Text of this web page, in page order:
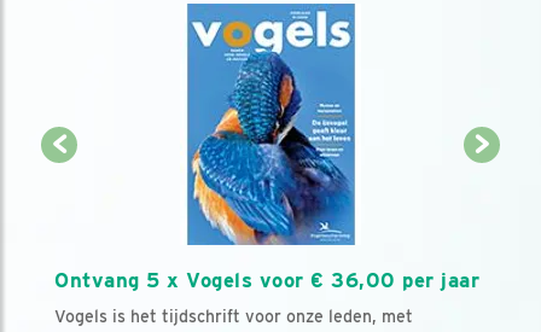
Ontvang 5 x Vogels voor € 36,00 per jaar
Vogels is het tijdschrift voor onze leden, met